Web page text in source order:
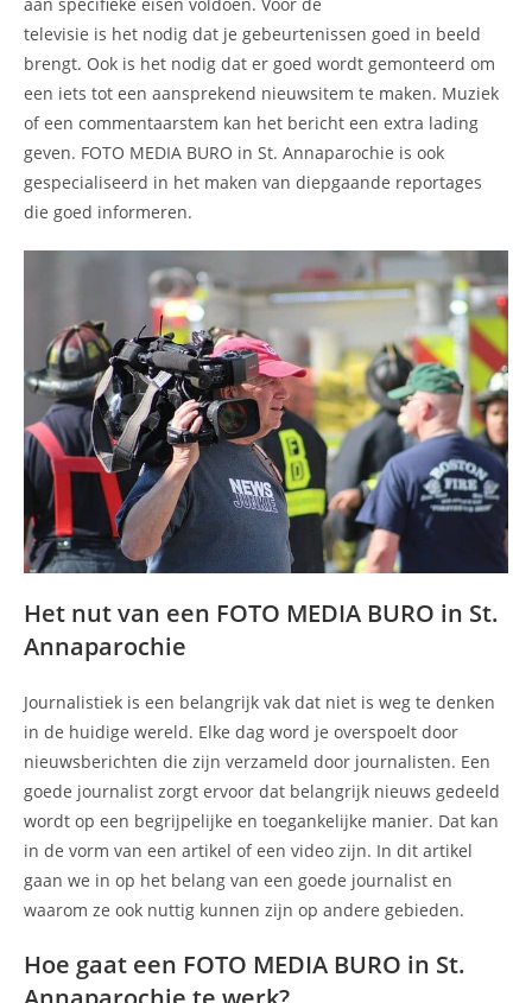
televisie is het nodig dat je gebeurtenissen goed in beeld
brengt. Ook is het nodig dat er goed wordt gemonteerd om
een iets tot een aansprekend nieuwsitem te maken. Muziek
of een commentaarstem kan het bericht een extra lading
geven. FOTO MEDIA BURO in St. Annaparochie is ook
gespecialiseerd in het maken van diepgaande reportages
die goed informeren.
Het nut van een FOTO MEDIA BURO in St.
Annaparochie
Journalistiek is een belangrijk vak dat niet is weg te denken
in de huidige wereld. Elke dag word je overspoelt door
nieuwsberichten die zijn verzameld door journalisten. Een
goede journalist zorgt ervoor dat belangrijk nieuws gedeeld
wordt op een begrijpelijke en toegankelijke manier. Dat kan
in de vorm van een artikel of een video zijn. In dit artikel
gaan we in op het belang van een goede journalist en
waarom ze ook nuttig kunnen zijn op andere gebieden.
Hoe gaat een FOTO MEDIA BURO in St.